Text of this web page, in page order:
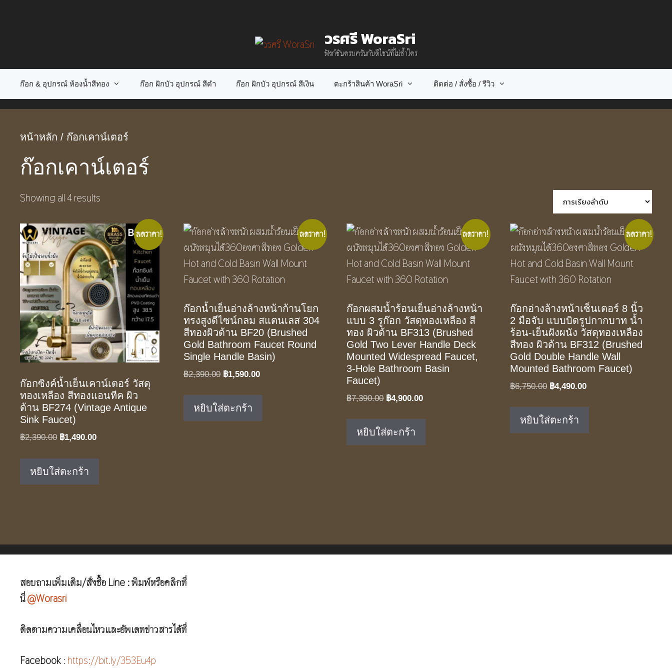
วรศรี WoraSri
ฟังก์ชันครบครันกับดีไซน์ที่ไม่ซ้ำใคร
ก๊อก & อุปกรณ์ ห้องน้ำสีทอง ก๊อก ฝักบัว อุปกรณ์ สีดำ ก๊อก ฝักบัว อุปกรณ์ สีเงิน ตะกร้าสินค้า WoraSri ติดต่อ / สั่งซื้อ / รีวิว
หน้าหลัก / ก๊อกเคาน์เตอร์
ก๊อกเคาน์เตอร์
Showing all 4 results
ลดราคา!
ก๊อกซิงค์น้ำเย็นเคาน์เตอร์ วัสดุ
ทองเหลือง สีทองแอนทีค ผิว
ด้าน BF274 (Vintage Antique
Sink Faucet)
฿2,390.00 Original
฿2,390.00.
฿1,490.00Current
หยิบใส่ตะกร้า
ลดราคา!
ก๊อกน้ำเย็นอ่างล้างหน้าก้านโยก
ทรงสูงดีไซน์กลม สแตนเลส 304
สีทองผิวด้าน BF20 (Brushed
Gold Bathroom Faucet Round
Single Handle Basin)
฿2,390.00 Original
฿2,390.00.
฿1,590.00Current
หยิบใส่ตะกร้า
ลดราคา!
ก๊อกผสมน้ำร้อนเย็นอ่างล้างหน้า
แบบ 3 รูก๊อก วัสดุทองเหลือง สี
ทอง ผิวด้าน BF313 (Brushed
Gold Two Lever Handle Deck
Mounted Widespread Faucet,
3-Hole Bathroom Basin
Faucet)
฿7,390.00 Original
฿7,390.00.
฿4,900.00Current
หยิบใส่ตะกร้า
ลดราคา!
ก๊อกอ่างล้างหน้าเซ็นเตอร์ 8 นิ้ว
2 มือจับ แบบบิดรูปกากบาท น้ำ
ร้อน-เย็นฝังผนัง วัสดุทองเหลือง
สีทอง ผิวด้าน BF312 (Brushed
Gold Double Handle Wall
Mounted Bathroom Faucet)
฿6,750.00 Original
฿6,750.00.
฿4,490.00Current
หยิบใส่ตะกร้า
สอบถามเพิ่มเติม/สั่งซื้อ Line : พิมพ์หรือคลิกที่
นี่@Worasri
ติดตามความเคลื่อนไหวและอัพเดทข่าวสารได้ที่
Facebook : https://bit.ly/353Eu4p